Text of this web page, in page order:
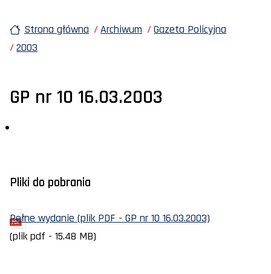
Strona główna Archiwum
Gazeta Policyjna
2003
GP nr 10 16.03.2003
Pliki do pobrania
Pełne wydanie (plik PDF - GP nr 10 16.03.2003)
(plik pdf - 15.48 MB)